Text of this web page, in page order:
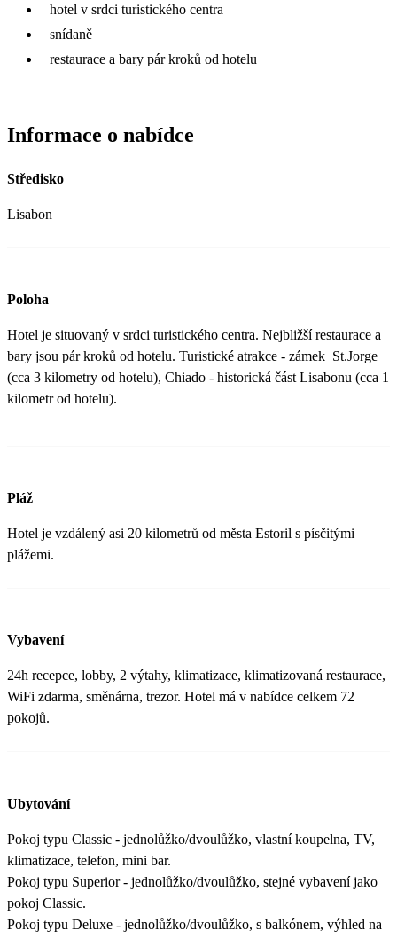
hotel v srdci turistického centra
snídaně
restaurace a bary pár kroků od hotelu
Informace o nabídce
Středisko
Lisabon
Poloha
Hotel je situovaný v srdci turistického centra. Nejbližší restaurace a
bary jsou pár kroků od hotelu. Turistické atrakce - zámek St.Jorge
(cca 3 kilometry od hotelu), Chiado - historická část Lisabonu (cca 1
kilometr od hotelu).
Pláž
Hotel je vzdálený asi 20 kilometrů od města Estoril s písčitými
plážemi.
Vybavení
24h recepce, lobby, 2 výtahy, klimatizace, klimatizovaná restaurace,
WiFi zdarma, směnárna, trezor. Hotel má v nabídce celkem 72
pokojů.
Ubytování
Pokoj typu Classic - jednolůžko/dvoulůžko, vlastní koupelna, TV,
klimatizace, telefon, mini bar.
Pokoj typu Superior - jednolůžko/dvoulůžko, stejné vybavení jako
pokoj Classic.
Pokoj typu Deluxe - jednolůžko/dvoulůžko, s balkónem, výhled na